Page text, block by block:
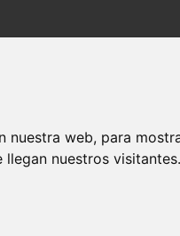
web, para
nuestros visitantes.